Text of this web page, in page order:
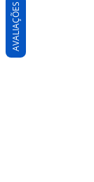
AVALIAÇÕES